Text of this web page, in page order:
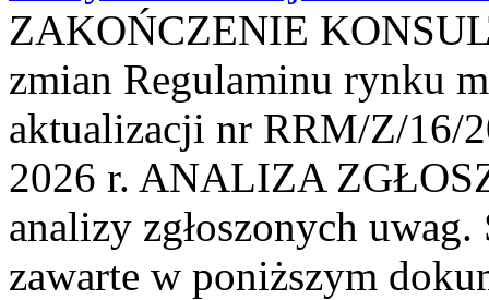
ZAKOŃCZENIE
zmian Regulaminu rynku
aktualizacji nr RRM/Z/16/
2026 r. ANALIZA
analizy zgłoszonych
zawarte w poniższym